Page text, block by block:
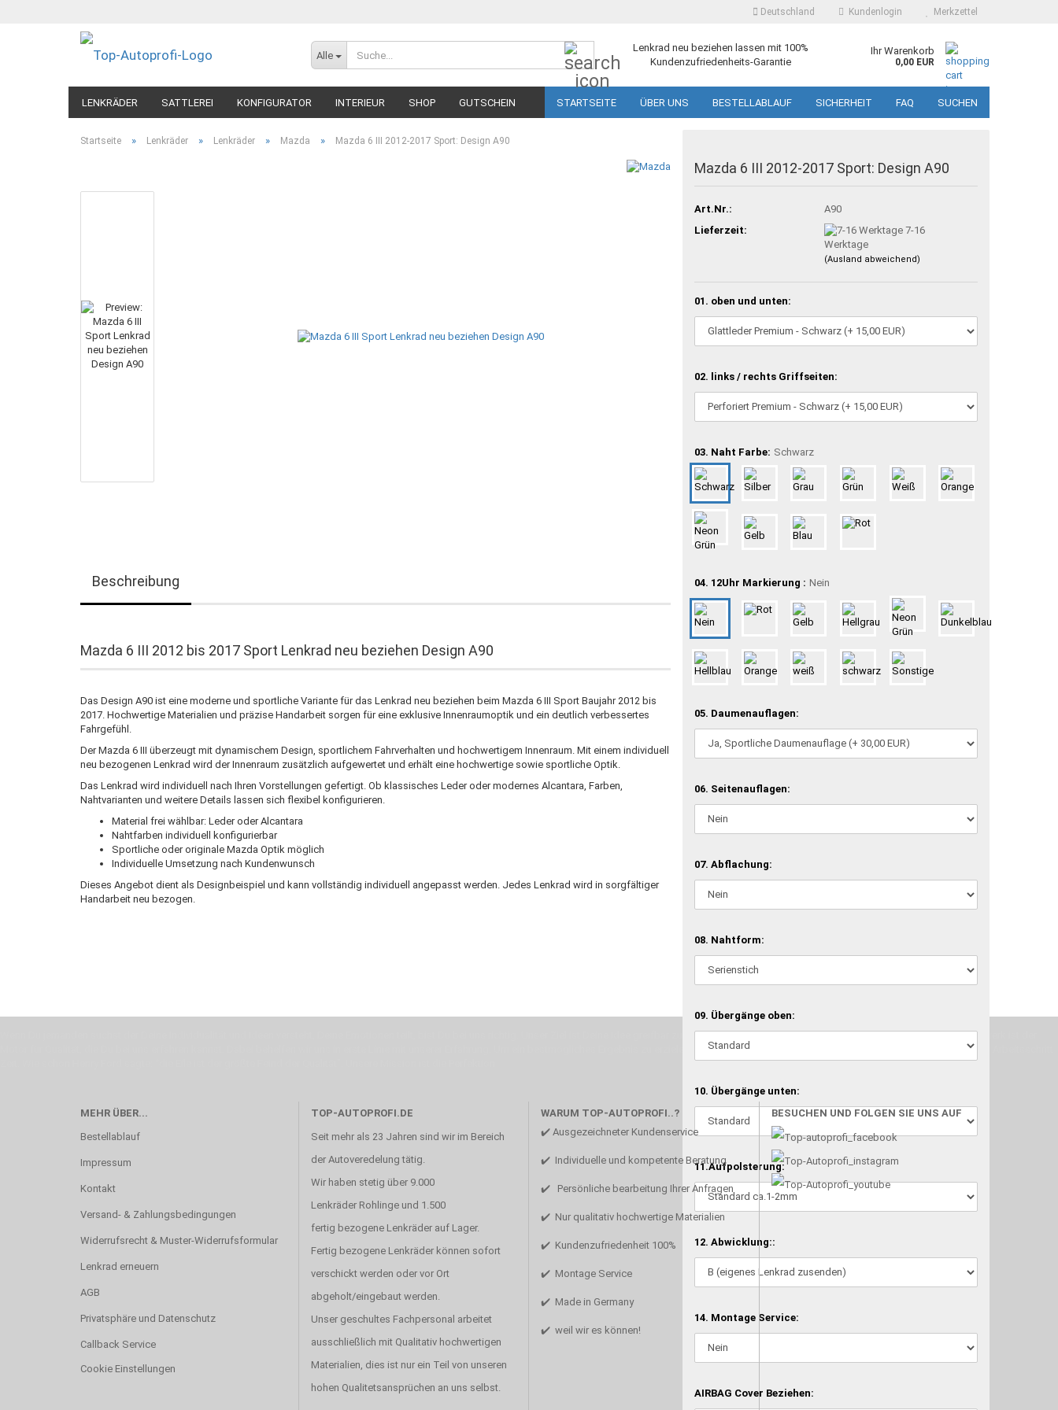
Deutschland Kundenlogin Merkzettel
Alle
Lenkrad neu beziehen lassen mit 100%
Kundenzufriedenheits-Garantie
Ihr Warenkorb
0,00 EUR
LENKRÄDER SATTLEREI KONFIGURATOR INTERIEUR SHOP GUTSCHEIN STARTSEITE ÜBER UNS BESTELLABLAUF SICHERHEIT FAQ SUCHEN
Startseite » Lenkräder » Lenkräder » Mazda » Mazda 6 III 2012-2017 Sport: Design A90
Mazda 6 III 2012-2017 Sport: Design A90
Art.Nr.:
A90
Lieferzeit:
7-16
Werktage
(Ausland abweichend)
01. oben und unten:
02. links / rechts Griffseiten:
03. Naht Farbe: Schwarz
04. 12Uhr Markierung : Nein
05. Daumenauflagen:
06. Seitenauflagen:
07. Abflachung:
08. Nahtform:
09. Übergänge oben:
10. Übergänge unten:
11.Aufpolsterung:
12. Abwicklung::
14. Montage Service:
AIRBAG Cover Beziehen:
Beschreibung
Mazda 6 III 2012 bis 2017 Sport Lenkrad neu beziehen Design A90
Das Design A90 ist eine moderne und sportliche Variante für das Lenkrad neu beziehen beim Mazda 6 III Sport Baujahr 2012 bis
2017. Hochwertige Materialien und präzise Handarbeit sorgen für eine exklusive Innenraumoptik und ein deutlich verbessertes
Fahrgefühl.
Der Mazda 6 III überzeugt mit dynamischem Design, sportlichem Fahrverhalten und hochwertigem Innenraum. Mit einem individuell
neu bezogenen Lenkrad wird der Innenraum zusätzlich aufgewertet und erhält eine hochwertige sowie sportliche Optik.
Das Lenkrad wird individuell nach Ihren Vorstellungen gefertigt. Ob klassisches Leder oder modernes Alcantara, Farben,
Nahtvarianten und weitere Details lassen sich flexibel konfigurieren.
Material frei wählbar: Leder oder Alcantara
Nahtfarben individuell konfigurierbar
Sportliche oder originale Mazda Optik möglich
Individuelle Umsetzung nach Kundenwunsch
Dieses Angebot dient als Designbeispiel und kann vollständig individuell angepasst werden. Jedes Lenkrad wird in sorgfältiger
Handarbeit neu bezogen.
Wenn Du jemanden suchst der Deine Individualität und Ideen versteht, Deine Emotionen teilt, bist Du bei uns richtig. Unser Ziel ist Deine Idee greifbar zu machen und Deine Vorstellung in die Tat umzusetzen. Unser Handwerk ist der
Motor für Qualität, die Du bei uns erfahren kannst. Dabei behelfen wir uns in erste Linie mit unserer Erfahrung. Um ein bestmögliches Ergebnis zu erzielen, verwenden wir hochwertige Materialien und nehmen uns für jeden Arbeitsschritt
MEHR ÜBER...
Bestellablauf
Impressum
Kontakt
Versand- & Zahlungsbedingungen
Widerrufsrecht & Muster-Widerrufsformular
Lenkrad erneuern
AGB
Privatsphäre und Datenschutz
Callback Service
Cookie Einstellungen
TOP-AUTOPROFI.DE
Seit mehr als 23 Jahren sind wir im Bereich
der Autoveredelung tätig.
Wir haben stetig über 9.000
Lenkräder Rohlinge und 1.500
fertig bezogene Lenkräder auf Lager.
Fertig bezogene Lenkräder können sofort
verschickt werden oder vor Ort
abgeholt/eingebaut werden.
Unser geschultes Fachpersonal arbeitet
ausschließlich mit Qualitativ hochwertigen
Materialien, dies ist nur ein Teil von unseren
hohen Qualitetsansprüchen an uns selbst.
WARUM TOP-AUTOPROFI..?
✔️ Ausgezeichneter Kundenservice
✔️ Individuelle und kompetente Beratung
✔️ Persönliche bearbeitung Ihrer Anfragen
✔️ Nur qualitativ hochwertige Materialien
✔️ Kundenzufriedenheit 100%
✔️ Montage Service
✔️ Made in Germany
✔️ weil wir es können!
BESUCHEN UND FOLGEN SIE UNS AUF